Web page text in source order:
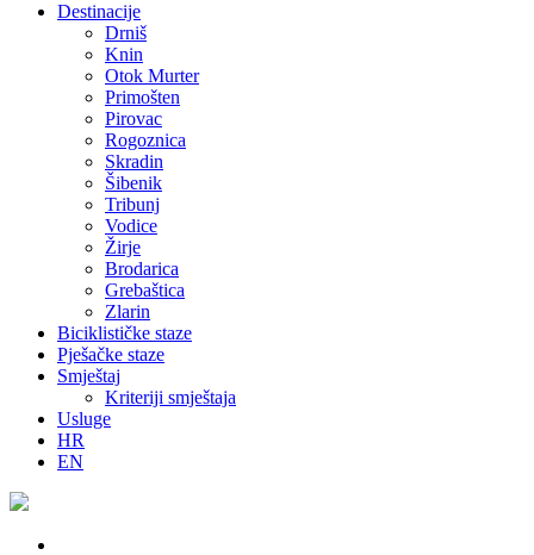
Destinacije
Drniš
Knin
Otok Murter
Primošten
Pirovac
Rogoznica
Skradin
Šibenik
Tribunj
Vodice
Žirje
Brodarica
Grebaštica
Zlarin
Biciklističke staze
Pješačke staze
Smještaj
Kriteriji smještaja
Usluge
HR
EN